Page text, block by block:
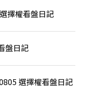
擇權看盤日記
盤日記
選擇權看盤日記